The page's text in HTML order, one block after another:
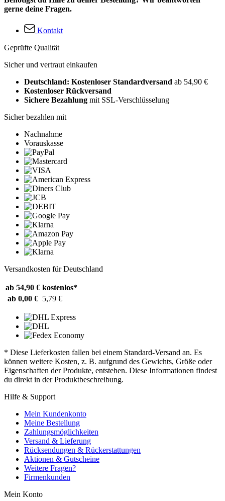
gerne deine Fragen.
Kontakt
Geprüfte Qualität
Sicher und vertraut einkaufen
Deutschland: Kostenloser Standardversand ab 54,90 €
Kostenloser Rückversand
Sichere Bezahlung mit SSL-Verschlüsselung
Sicher bezahlen mit
Nachnahme
Vorauskasse
Versandkosten für Deutschland
ab 54,90 € kostenlos*
ab 0,00 € 5,79 €
* Diese Lieferkosten fallen bei einem Standard-Versand an. Es
können weitere Kosten, z. B. aufgrund des Gewichts, Größe oder
Eigenschaften der Produkte, entstehen. Diese Informationen findest
du direkt in der Produktbeschreibung.
Hilfe & Support
Mein Kundenkonto
Meine Bestellung
Zahlungsmöglichkeiten
Versand & Lieferung
Rücksendungen & Rückerstattungen
Aktionen & Gutscheine
Weitere Fragen?
Firmenkunden
Mein Konto